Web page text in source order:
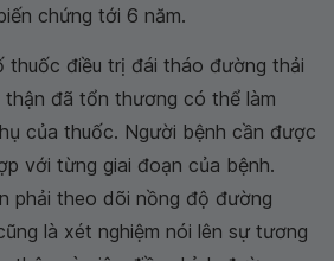
chứng tới 6 năm.
thuốc điều trị đái tháo đường thải
thận đã tổn thương có thể làm
của thuốc. Người bệnh cần được
với từng giai đoạn của bệnh.
phải theo dõi nồng độ đường
là xét nghiệm nói lên sự tương